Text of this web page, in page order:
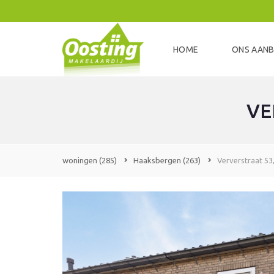
HOME ONS
woningen (285) Haaksbergen (263) Ververstraat